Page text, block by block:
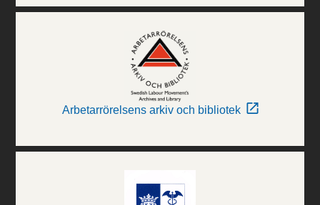
Arbetarrörelsens arkiv och bibliotek